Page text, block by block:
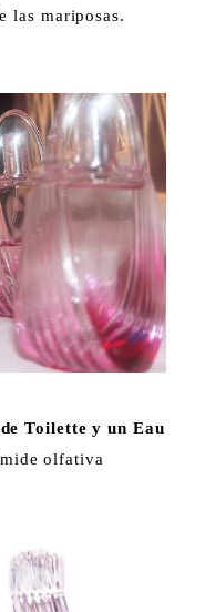
las mariposas.
Toilette y un Eau
olfativa